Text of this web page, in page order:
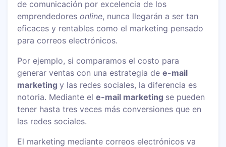
de comunicación por excelencia de los
emprendedoresonline, nunca llegarán a ser tan
eficaces y rentables como el marketing pensado
para correos electrónicos.
Por ejemplo, si comparamos el costo para
generar ventas con una estrategia dee-mail
marketingy las redes sociales, la diferencia es
notoria. Mediante ele-mail marketing se pueden
tener hasta tres veces más conversiones que en
las redes sociales.
El marketing mediante correos electrónicos va